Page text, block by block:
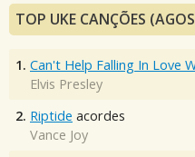
TOP UKE CANÇÕES
1. Can't Help Falling In Love
Elvis Presley
2. Riptide acordes
Vance Joy